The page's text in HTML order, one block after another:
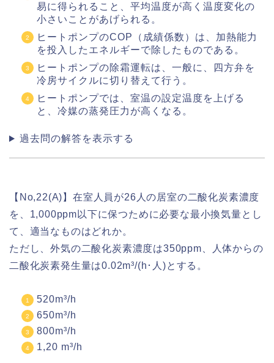
易に得られること、平均温度が高く温度変化の
小さいことがあげられる。
ヒートポンプのCOP（成績係数）は、加熱能力
を投入したエネルギーで除したものである。
ヒートポンプの除霜運転は、一般に、四方弁を
冷房サイクルに切り替えて行う。
ヒートポンプでは、室温の設定温度を上げる
と、冷媒の蒸発圧力が高くなる。
過去問の解答を表示する
【No,22(A)】在室人員が26人の居室の二酸化炭素濃度
を、1,000ppm以下に保つために必要な最小換気量とし
て、適当なものはどれか。
ただし、外気の二酸化炭素濃度は350ppm、人体からの
二酸化炭素発生量は0.02m³/(h･人)とする。
520m³/h
650m³/h
800m³/h
1,20 m³/h